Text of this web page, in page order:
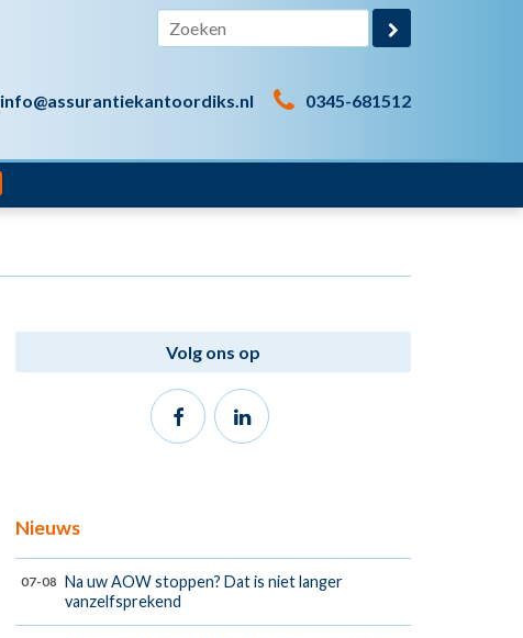
info@assurantiekantoordiks.nl 0345-681512
Volg ons op
Nieuws
07-08
Na uw AOW stoppen? Dat is niet langer
vanzelfsprekend